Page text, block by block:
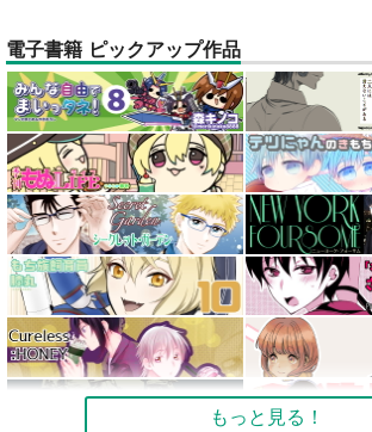
電子書籍 ピックアップ作品
もっと見る！